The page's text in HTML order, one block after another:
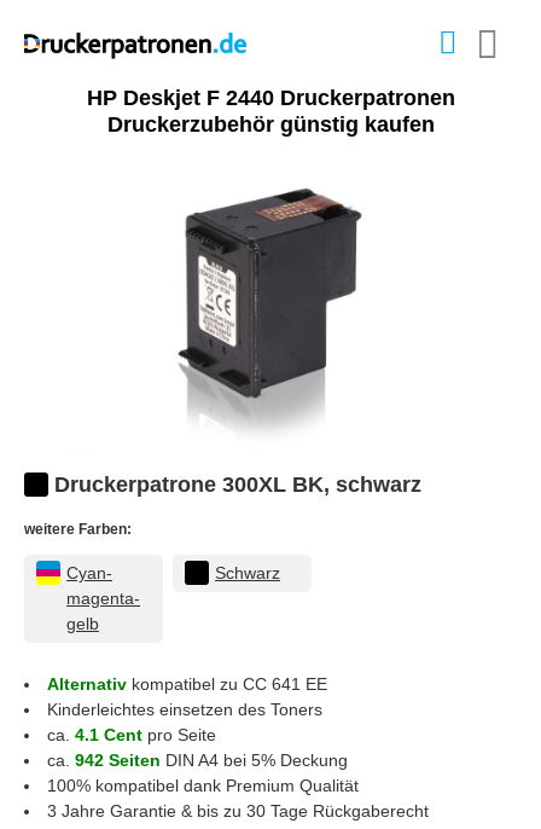
HP Deskjet F 2440 Druckerpatronen
Druckerzubehör günstig kaufen
Druckerpatrone 300XL BK, schwarz
weitere Farben:
Cyan-
magenta-
gelb
Schwarz
Alternativ kompatibel zu CC 641 EE
Kinderleichtes einsetzen des Toners
ca. 4.1 Cent pro Seite
ca. 942 Seiten DIN A4 bei 5% Deckung
100% kompatibel dank Premium Qualität
3 Jahre Garantie & bis zu 30 Tage Rückgaberecht